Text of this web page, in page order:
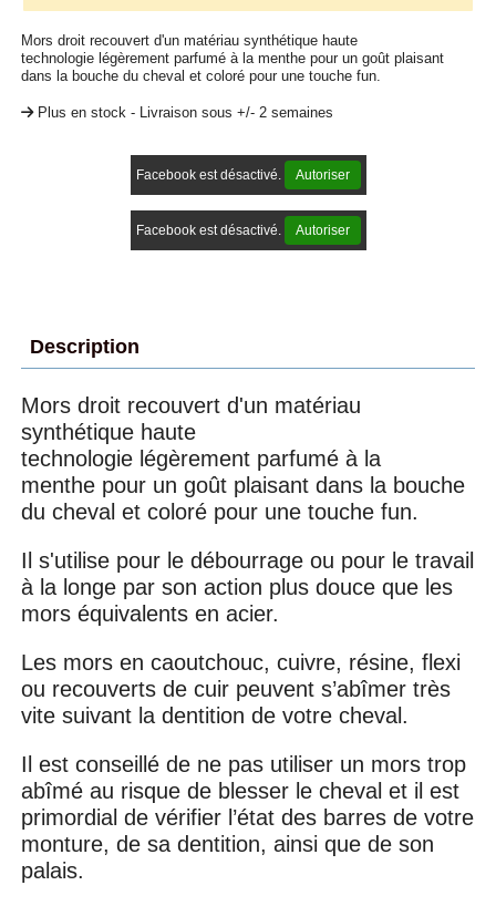
Mors droit recouvert d'un matériau synthétique haute
technologie légèrement parfumé à la menthe pour un goût plaisant
dans la bouche du cheval et coloré pour une touche fun.
Plus en stock - Livraison sous +/- 2 semaines
Facebook est désactivé. Autoriser
Facebook est désactivé. Autoriser
Description
Mors droit recouvert d'un matériau
synthétique haute
technologie légèrement parfumé à la
menthe pour un goût plaisant dans la bouche
du cheval et coloré pour une touche fun.
Il s'utilise pour le débourrage ou pour le travail
à la longe par son action plus douce que les
mors équivalents en acier.
Les mors en caoutchouc, cuivre, résine, flexi
ou recouverts de cuir peuvent s’abîmer très
vite suivant la dentition de votre cheval.
Il est conseillé de ne pas utiliser un mors trop
abîmé au risque de blesser le cheval et il est
primordial de vérifier l’état des barres de votre
monture, de sa dentition, ainsi que de son
palais.